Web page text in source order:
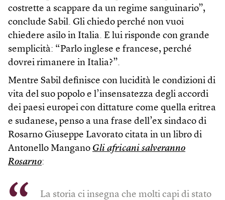
costrette a scappare da un regime sanguinario”,
conclude Sabil. Gli chiedo perché non vuoi
chiedere asilo in Italia. E lui risponde con grande
semplicità: “Parlo inglese e francese, perché
dovrei rimanere in Italia?”.
Mentre Sabil definisce con lucidità le condizioni di
vita del suo popolo e l’insensatezza degli accordi
dei paesi europei con dittature come quella eritrea
e sudanese, penso a una frase dell’ex sindaco di
Rosarno Giuseppe Lavorato citata in un libro di
Antonello Mangano Gli africani salveranno
Rosarno:
La storia ci insegna che molti capi di stato